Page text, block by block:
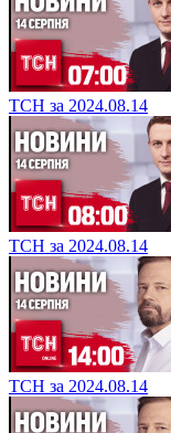
ТСН за 2024.08.14
ТСН за 2024.08.14
ТСН за 2024.08.14